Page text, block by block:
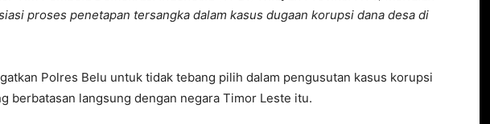
proses penetapan tersangka dalam kasus dugaan korupsi dana desa di
Polres Belu untuk tidak tebang pilih dalam pengusutan kasus korupsi
berbatasan langsung dengan negara Timor Leste itu.